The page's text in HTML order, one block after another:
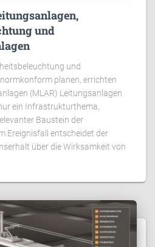
und
und
planen, errichten
(MLAR) Leitungsanlagen
ein Infrastrukturthema,
Baustein der
Ereignisfall entscheidet der
über die Wirksamkeit von